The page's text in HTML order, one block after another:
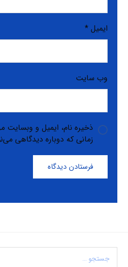
ایمیل*
وب‌ سایت
ذخیره نام، ایمیل و وبسایت
زمانی که دوباره دیدگاهی
فرستادن دیدگاه